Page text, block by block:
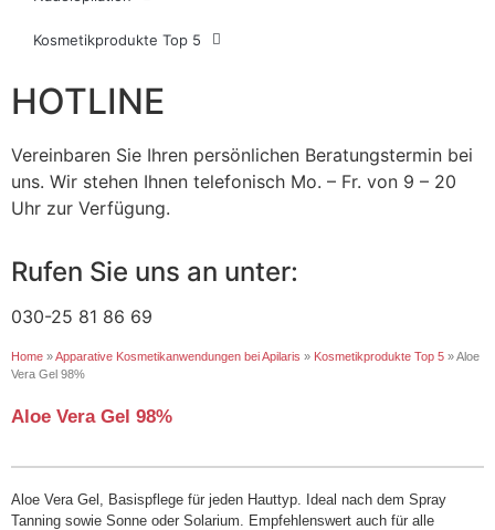
Kosmetikprodukte Top 5
HOTLINE
Vereinbaren Sie Ihren persönlichen Beratungstermin bei
uns. Wir stehen Ihnen telefonisch Mo. – Fr. von 9 – 20
Uhr zur Verfügung.
Rufen Sie uns an unter:
030-25 81 86 69
Home »Apparative Kosmetikanwendungen bei Apilaris » Kosmetikprodukte Top 5 »Aloe
Vera Gel 98%
Aloe Vera Gel 98%
Aloe Vera Gel, Basispflege für jeden Hauttyp. Ideal nach dem Spray
Tanning sowie Sonne oder Solarium. Empfehlenswert auch für alle